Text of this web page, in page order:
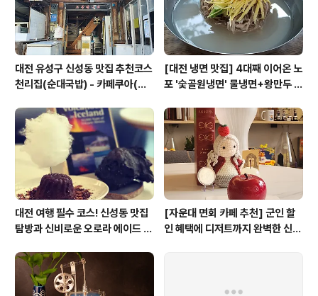
대전 유성구 신성동 맛집 추천코스
천리집(순대국밥) - 카페쿠아(커
[대전 냉면 맛집] 4대째 이어온 노
포 '숯골원냉면' 물냉면+왕만두 조
대전 여행 필수 코스! 신성동 맛집
탐방과 신비로운 오로라 에이드 체
[자운대 면회 카페 추천] 군인 할
인 혜택에 디저트까지 완벽한 신성